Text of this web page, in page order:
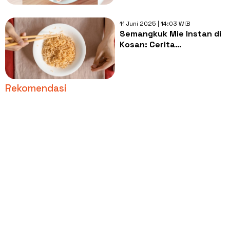
11 Juni 2025 | 14:03 WIB
Semangkuk Mie Instan di
Kosan: Cerita
Rekomendasi